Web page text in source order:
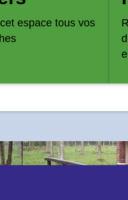
espace tous vos